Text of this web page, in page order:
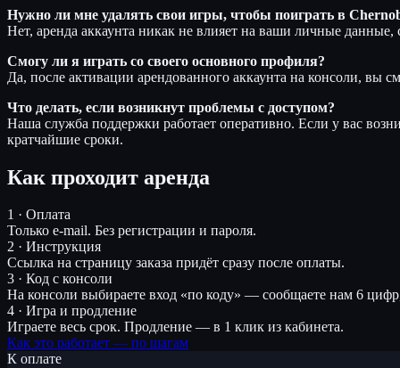
Нужно ли мне удалять свои игры, чтобы поиграть в
Нет, аренда аккаунта никак не влияет на ваши личные
Смогу ли я играть со своего основного профиля?
Да, после активации арендованного аккаунта на консоли, вы
Что делать, если возникнут проблемы с доступом?
Наша служба поддержки работает оперативно. Если у вас
кратчайшие сроки.
Как проходит аренда
1 · Оплата
Только e-mail. Без регистрации и пароля.
2 · Инструкция
Ссылка на страницу заказа придёт сразу после оплаты.
3 · Код с консоли
На консоли выбираете вход «по коду» — сообщаете нам 6
4 · Игра и продление
Играете весь срок. Продление — в 1 клик из кабинета.
Как это работает — по шагам
К оплате